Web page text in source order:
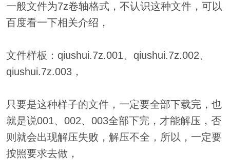
一般文件为7z卷轴格式，不认识这种文件，可以
百度看一下相关介绍，
文件样板：qiushui.7z.001、qiushui.7z.002、
qiushui.7z.003，
只要是这种样子的文件，一定要全部下载完，也
就是说001、002、003全部下完，才能解压，否
则就会出现解压失败，解压不全，所以，一定要
按照要求去做，